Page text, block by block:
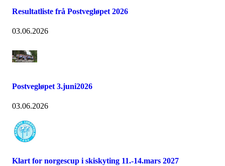
Resultatliste frå Postvegløpet 2026
03.06.2026
Postvegløpet 3.juni2026
03.06.2026
Klart for norgescup i skiskyting 11.-14.mars 2027